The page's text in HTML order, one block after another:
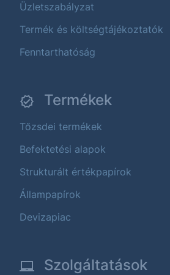
Üzletszabályzat
Termék és költségtájékoztatók
Fenntarthatóság
Termékek
Tőzsdei termékek
Befektetési alapok
Strukturált értékpapírok
Állampapírok
Devizapiac
Szolgáltatások